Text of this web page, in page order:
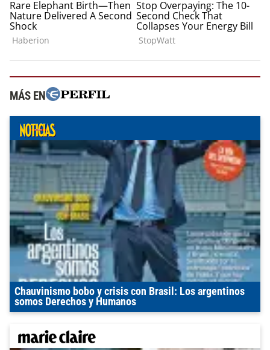
MÁS EN
Chauvinismo bobo y crisis con Brasil: Los argentinos
somos Derechos y Humanos